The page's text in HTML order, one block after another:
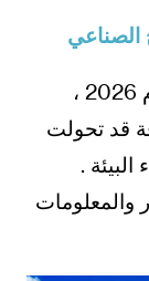
الصناعي
هذا ليس مجرد عقد المشروع . في عام 2026 ،
قد تحولت
.
والمعلومات